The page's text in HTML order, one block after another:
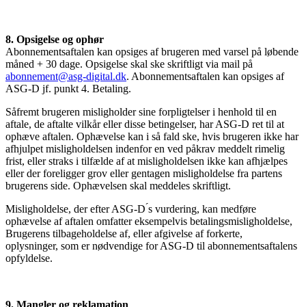
8. Opsigelse og ophør
Abonnementsaftalen kan opsiges af brugeren med varsel på løbende
måned + 30 dage. Opsigelse skal ske skriftligt via mail på
abonnement@asg-digital.dk. Abonnementsaftalen kan opsiges af
ASG-D jf. punkt 4. Betaling.
Såfremt brugeren misligholder sine forpligtelser i henhold til en
aftale, de aftalte vilkår eller disse betingelser, har ASG-D ret til at
ophæve aftalen. Ophævelse kan i så fald ske, hvis brugeren ikke har
afhjulpet misligholdelsen indenfor en ved påkrav meddelt rimelig
frist, eller straks i tilfælde af at misligholdelsen ikke kan afhjælpes
eller der foreligger grov eller gentagen misligholdelse fra partens
brugerens side. Ophævelsen skal meddeles skriftligt.
Misligholdelse, der efter ASG-D ́s vurdering, kan medføre
ophævelse af aftalen omfatter eksempelvis betalingsmisligholdelse,
Brugerens tilbageholdelse af, eller afgivelse af forkerte,
oplysninger, som er nødvendige for ASG-D til abonnementsaftalens
opfyldelse.
9. Mangler og reklamation